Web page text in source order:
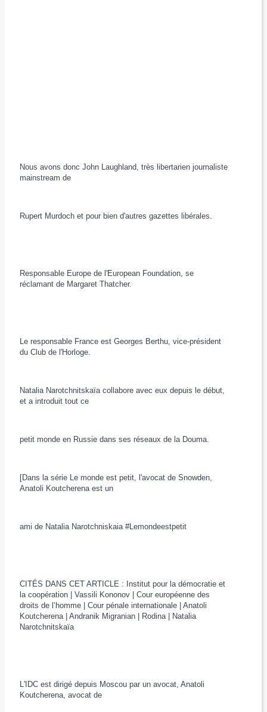
Nous avons donc John Laughland, très libertarien journaliste
mainstream de
Rupert Murdoch et pour bien d'autres gazettes libérales.
Responsable Europe de l'European Foundation, se
réclamant de Margaret Thatcher.
Le responsable France est Georges Berthu, vice-président
du Club de l'Horloge.
Natalia Narotchnitskaïa collabore avec eux depuis le début,
et a introduit tout ce
petit monde en Russie dans ses réseaux de la Douma.
[Dans la série Le monde est petit, l'avocat de Snowden,
Anatoli Koutcherena est un
ami de Natalia Narotchniskaia ‪#‎Lemondeestpetit‬
CITÉS DANS CET ARTICLE : Institut pour la démocratie et
la coopération | Vassili Kononov | Cour européenne des
droits de l’homme | Cour pénale internationale | Anatoli
Koutcherena | Andranik Migranian | Rodina | Natalia
Narotchnitskaïa
L'IDC est dirigé depuis Moscou par un avocat, Anatoli
Koutcherena, avocat de